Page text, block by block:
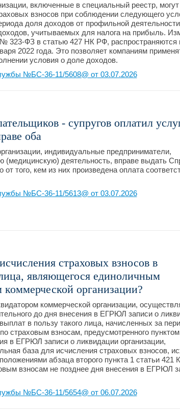
включенные в специальный реестр, могут
взносов при соблюдении следующего
доля доходов от профильной
учитываемых для налога на прибыль.
323-ФЗ в статью 427 НК РФ, распространяются
2022 года. Это позволяет компаниям
условия о доле доходов.
№БС-36-11/5608@ от 03.07.2026
- супругов оплатил
оба
индивидуальные предприниматели,
деятельность, вправе выдать
от того, кем из них произведена оплата
№БС-36-11/5613@ от 03.07.2026
страховых взносов в
являющегося единоличным
организации?
коммерческой организации,
до дня внесения в ЕГРЮЛ записи о
в пользу такого лица, начисленных за
страховым взносам, предусмотренного
в ЕГРЮЛ записи о ликвидации организации,
база для исчисления страховых взносов,
абзаца второго пункта 1 статьи 421
взносам не позднее дня внесения в ЕГРЮЛ
№БС-36-11/5654@ от 06.07.2026